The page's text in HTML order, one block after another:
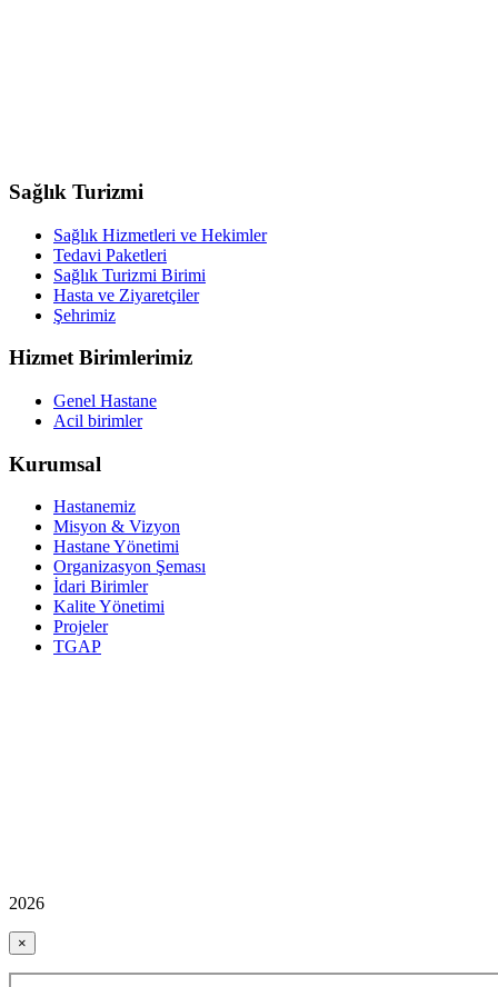
Sağlık Turizmi
Sağlık Hizmetleri ve Hekimler
Tedavi Paketleri
Sağlık Turizmi Birimi
Hasta ve Ziyaretçiler
Şehrimiz
Hizmet Birimlerimiz
Genel Hastane
Acil birimler
Kurumsal
Hastanemiz
Misyon & Vizyon
Hastane Yönetimi
Organizasyon Şeması
İdari Birimler
Kalite Yönetimi
Projeler
TGAP
2026
×